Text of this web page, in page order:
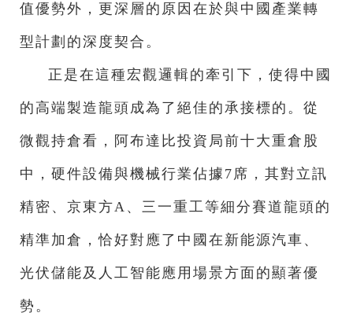
值優勢外，更深層的原因在於與中國產業轉
型計劃的深度契合。
正是在這種宏觀邏輯的牽引下，使得中國
的高端製造龍頭成為了絕佳的承接標的。從
微觀持倉看，阿布達比投資局前十大重倉股
中，硬件設備與機械行業佔據7席，其對立訊
精密、京東方A、三一重工等細分賽道龍頭的
精準加倉，恰好對應了中國在新能源汽車、
光伏儲能及人工智能應用場景方面的顯著優
勢。